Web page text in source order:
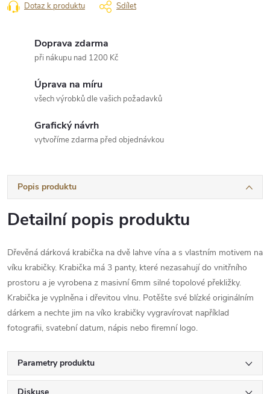
Dotaz k produktu Sdílet
Doprava zdarma
při nákupu nad 1200 Kč
Úprava na míru
všech výrobků dle vašich požadavků
Grafický návrh
vytvoříme zdarma před objednávkou
Popis produktu
Detailní popis produktu
Dřevěná dárková krabička na dvě lahve vína a s vlastním motivem na
víku krabičky. Krabička má 3 panty, které nezasahují do vnitřního
prostoru a je vyrobena z masivní 6mm silné topolové překližky.
Krabička je vyplněna i dřevitou vlnu. Potěšte své blízké originálním
dárkem a nechte jim na víko krabičky vygravírovat například
fotografii, svatební datum, nápis nebo firemní logo.
Parametry produktu